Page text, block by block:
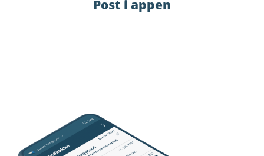
Post i appen